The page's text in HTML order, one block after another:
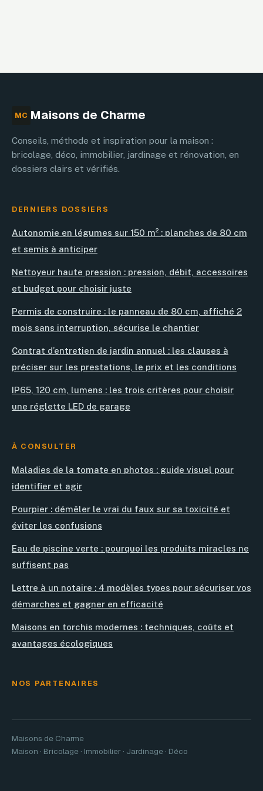
MC Maisons de Charme
Conseils, méthode et inspiration pour la maison :
bricolage, déco, immobilier, jardinage et rénovation, en
dossiers clairs et vérifiés.
DERNIERS DOSSIERS
Autonomie en légumes sur 150 m² : planches de 80 cm
et semis à anticiper
Nettoyeur haute pression : pression, débit, accessoires
et budget pour choisir juste
Permis de construire : le panneau de 80 cm, affiché 2
mois sans interruption, sécurise le chantier
Contrat d’entretien de jardin annuel : les clauses à
préciser sur les prestations, le prix et les conditions
IP65, 120 cm, lumens : les trois critères pour choisir
une réglette LED de garage
À CONSULTER
Maladies de la tomate en photos : guide visuel pour
identifier et agir
Pourpier : démêler le vrai du faux sur sa toxicité et
éviter les confusions
Eau de piscine verte : pourquoi les produits miracles ne
suffisent pas
Lettre à un notaire : 4 modèles types pour sécuriser vos
démarches et gagner en efficacité
Maisons en torchis modernes : techniques, coûts et
avantages écologiques
NOS PARTENAIRES
Maisons de Charme
Maison · Bricolage · Immobilier · Jardinage · Déco